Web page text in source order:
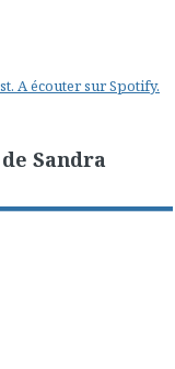
A écouter sur Spotify.
Sandra